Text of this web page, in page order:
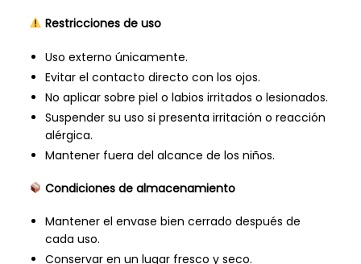
Restricciones de uso
Uso externo únicamente.
Evitar el contacto directo con los ojos.
No aplicar sobre piel o labios irritados o lesionados.
Suspender su uso si presenta irritación o reacción
alérgica.
Mantener fuera del alcance de los niños.
Condiciones de almacenamiento
Mantener el envase bien cerrado después de
cada uso.
Conservar en un lugar fresco y seco.